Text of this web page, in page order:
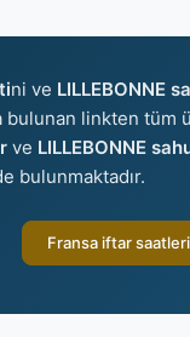
ni ve LILLEBONNE
linkten tüm
ve LILLEBONNE
bulunmaktadır.
Fransa iftar saatleri